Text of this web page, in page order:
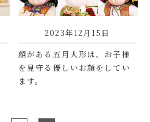
2023年12月15日
顔がある五月人形は、お子様
を見守る優しいお顔をしてい
ます。